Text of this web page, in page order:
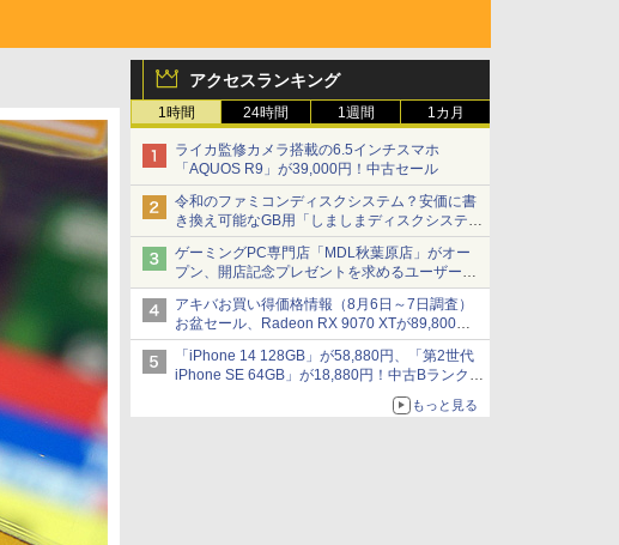
アクセスランキング
1時間 24時間 1週間 1カ月
ライカ監修カメラ搭載の6.5インチスマホ
「AQUOS R9」が39,000円！中古セール
令和のファミコンディスクシステム？安価に書
き換え可能なGB用「しましまディスクシステ
ム」
ゲーミングPC専門店「MDL秋葉原店」がオー
プン、開店記念プレゼントを求めるユーザーが
押し寄せ長蛇の列に
アキバお買い得価格情報（8月6日～7日調査）
お盆セール、Radeon RX 9070 XTが89,800
円、水平周波数24.8kHz対応の17型モニターが
9,801円、暑さ指数連動セール ほか
「iPhone 14 128GB」が58,880円、「第2世代
iPhone SE 64GB」が18,880円！中古Bランク品
もっと見る